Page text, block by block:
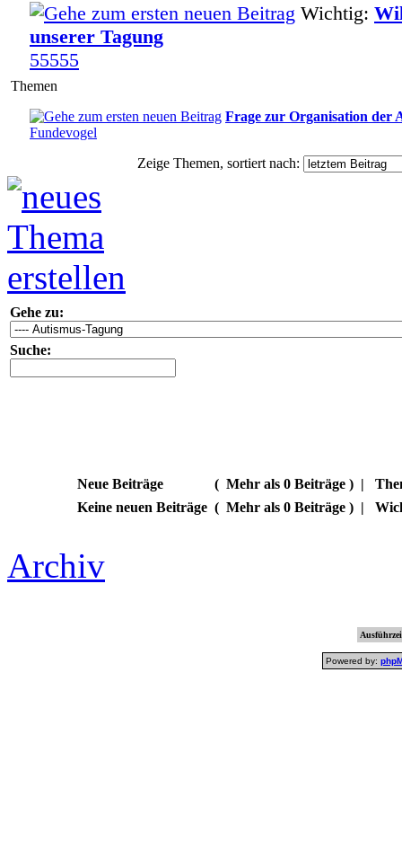
Wichtig:
unserer Tagung
55555
Themen
Frage zur Organisation der
Fundevogel
Zeige Themen, sortiert nach:
Gehe zu:
Suche:
Neue Beiträge ( Mehr als 0 Beiträge ) |
Keine neuen Beiträge ( Mehr als 0 Beiträge ) |
Archiv
Powered by: